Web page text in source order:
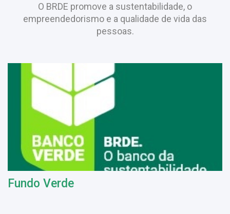
O BRDE promove a sustentabilidade, o
empreendedorismo e a qualidade de vida das
pessoas.
Fundo Verde